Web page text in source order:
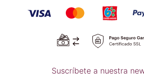
Suscríbete a nuestra